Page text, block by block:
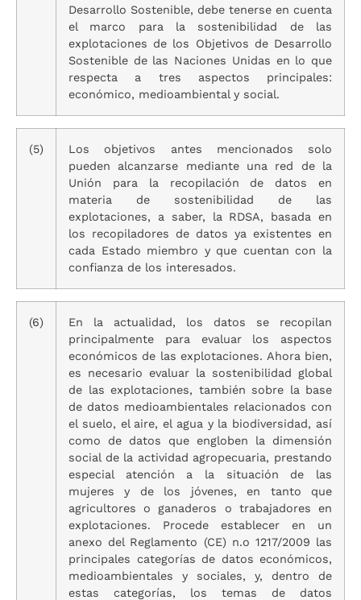
Desarrollo Sostenible, debe tenerse en cuenta
el marco para la sostenibilidad de las
explotaciones de los Objetivos de Desarrollo
Sostenible de las Naciones Unidas en lo que
respecta a tres aspectos principales:
económico, medioambiental y social.
(5)
Los objetivos antes mencionados solo
pueden alcanzarse mediante una red de la
Unión para la recopilación de datos en
materia de sostenibilidad de las
explotaciones, a saber, la RDSA, basada en
los recopiladores de datos ya existentes en
cada Estado miembro y que cuentan con la
confianza de los interesados.
(6)
En la actualidad, los datos se recopilan
principalmente para evaluar los aspectos
económicos de las explotaciones. Ahora bien,
es necesario evaluar la sostenibilidad global
de las explotaciones, también sobre la base
de datos medioambientales relacionados con
el suelo, el aire, el agua y la biodiversidad, así
como de datos que engloben la dimensión
social de la actividad agropecuaria, prestando
especial atención a la situación de las
mujeres y de los jóvenes, en tanto que
agricultores o ganaderos o trabajadores en
explotaciones. Procede establecer en un
anexo del Reglamento (CE) n.o 1217/2009 las
principales categorías de datos económicos,
medioambientales y sociales, y, dentro de
estas categorías, los temas de datos